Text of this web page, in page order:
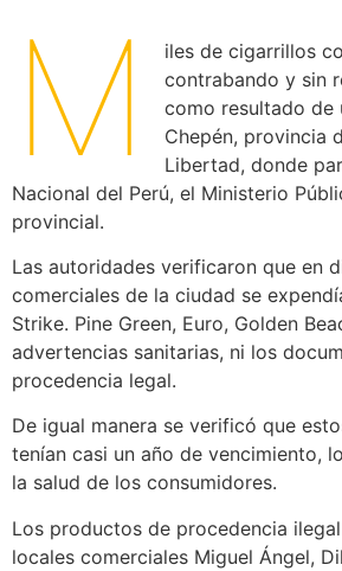
M
iles de cigarrillos
contrabando y sin
como resultado de
Chepén, provincia
Libertad, donde
Nacional del Perú, el Ministerio
provincial.
Las autoridades verificaron que en
comerciales de la ciudad se
Strike. Pine Green, Euro, Golden
advertencias sanitarias, ni los
procedencia legal.
De igual manera se verificó que
tenían casi un año de vencimiento,
la salud de los consumidores.
Los productos de procedencia
locales comerciales Miguel Ángel,